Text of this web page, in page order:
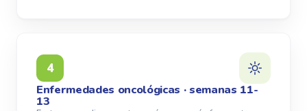
4
Enfermedades oncológicas · semanas 11-
13